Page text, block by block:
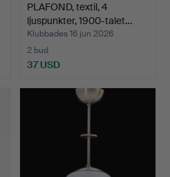
PLAFOND, textil, 4
ljuspunkter, 1900-talet…
Klubbades 16 jun 2026
2 bud
37 USD